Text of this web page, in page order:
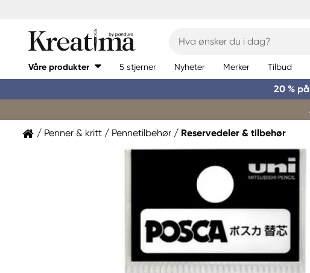
Våre produkter 5 stjerner Nyheter Merker Tilbud
20 %
Penner & kritt Pennetilbehør Reservedeler & tilbehør